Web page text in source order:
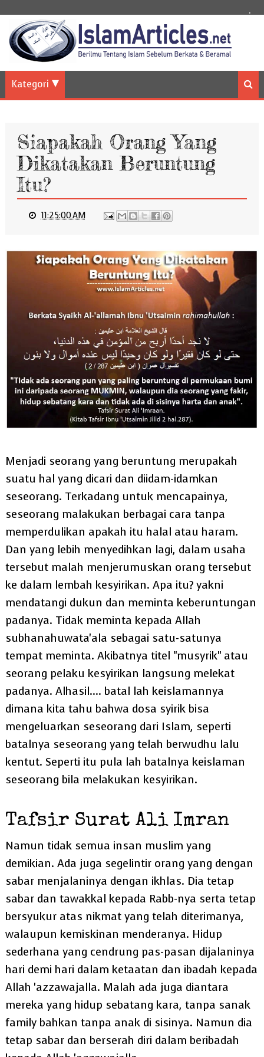
.
Kategori
Siapakah Orang Yang
Dikatakan Beruntung
Itu?
11:25:00 AM
Menjadi seorang yang beruntung merupakah
suatu hal yang dicari dan diidam-idamkan
seseorang. Terkadang untuk mencapainya,
seseorang malakukan berbagai cara tanpa
memperdulikan apakah itu halal atau haram.
Dan yang lebih menyedihkan lagi, dalam usaha
tersebut malah menjerumuskan orang tersebut
ke dalam lembah kesyirikan. Apa itu? yakni
mendatangi dukun dan meminta keberuntungan
padanya. Tidak meminta kepada Allah
subhanahuwata'ala sebagai satu-satunya
tempat meminta. Akibatnya titel "musyrik" atau
seorang pelaku kesyirikan langsung melekat
padanya. Alhasil.... batal lah keislamannya
dimana kita tahu bahwa dosa syirik bisa
mengeluarkan seseorang dari Islam, seperti
batalnya seseorang yang telah berwudhu lalu
kentut. Seperti itu pula lah batalnya keislaman
seseorang bila melakukan kesyirikan.
Tafsir Surat Ali Imran
Namun tidak semua insan muslim yang
demikian. Ada juga segelintir orang yang dengan
sabar menjalaninya dengan ikhlas. Dia tetap
sabar dan tawakkal kepada Rabb-nya serta tetap
bersyukur atas nikmat yang telah diterimanya,
walaupun kemiskinan menderanya. Hidup
sederhana yang cendrung pas-pasan dijalaninya
hari demi hari dalam ketaatan dan ibadah kepada
Allah 'azzawajalla. Malah ada juga diantara
mereka yang hidup sebatang kara, tanpa sanak
family bahkan tanpa anak di sisinya. Namun dia
tetap sabar dan berserah diri dalam beribadah